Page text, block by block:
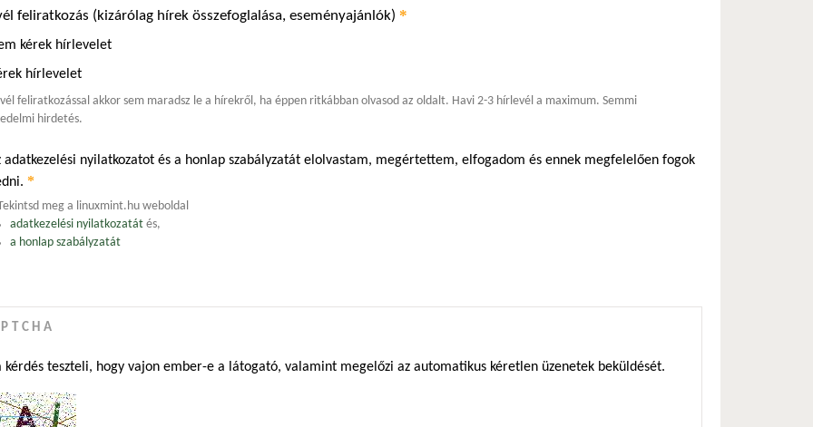
feliratkozás (kizárólag hírek összefoglalása, eseményajánlók) *
kérek hírlevelet
hírlevelet
feliratkozással akkor sem maradsz le a hírekről, ha éppen ritkábban olvasod az oldalt. Havi 2-3 hírlevél a maximum. Semmi
hirdetés.
adatkezelési nyilatkozatot és a honlap szabályzatát elolvastam, megértettem, elfogadom és ennek megfelelően fogok
*
meg a linuxmint.hu weboldal
adatkezelési nyilatkozatátés,
a honlap szabályzatát
kérdés teszteli, hogy vajon ember-e a látogató, valamint megelőzi az automatikus kéretlen üzenetek beküldését.